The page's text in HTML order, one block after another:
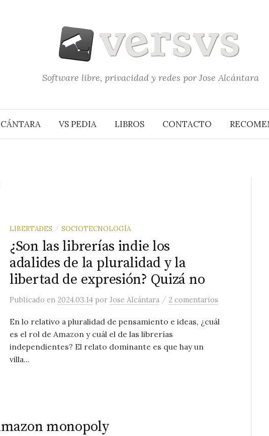
Software libre, privacidad y redes por Jose Alcántara
VS PEDIA LIBROS CONTACTO
LIBERTADES / SOCIOTECNOLOGÍA
¿Son las librerías indie los
adalides de la pluralidad y la
libertad de expresión? Quizá no
Publicado en 2024.03.14 por Jose Alcántara / 2 comentarios
En lo relativo a pluralidad de pensamiento e ideas, ¿cuál
es el rol de Amazon y cuál el de las librerías
independientes? El relato dominante es que hay un
villa...
monopoly